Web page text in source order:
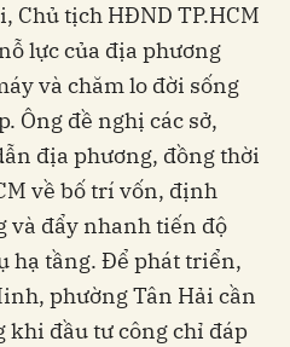
Chủ tịch HĐND TP.HCM
lực của địa phương
và chăm lo đời sống
Ông đề nghị các sở,
địa phương, đồng thời
về bố trí vốn, định
và đẩy nhanh tiến độ
hạ tầng. Để phát triển,
phường Tân Hải cần
khi đầu tư công chỉ đáp